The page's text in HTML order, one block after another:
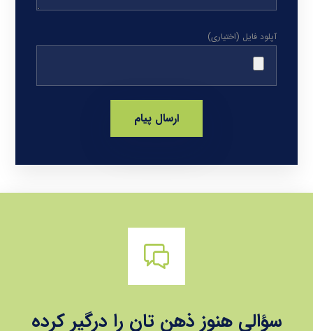
آپلود فایل (اختیاری)
سؤالی هنوز ذهن‌ تان را درگیر کرده